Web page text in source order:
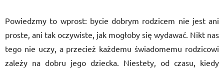
Powiedzmy to wprost: bycie dobrym rodzicem nie jest ani
proste, ani tak oczywiste, jak mogłoby się wydawać. Nikt nas
tego nie uczy, a przecież każdemu świadomemu rodzicowi
zależy na dobru jego dziecka. Niestety, od czasu, kiedy